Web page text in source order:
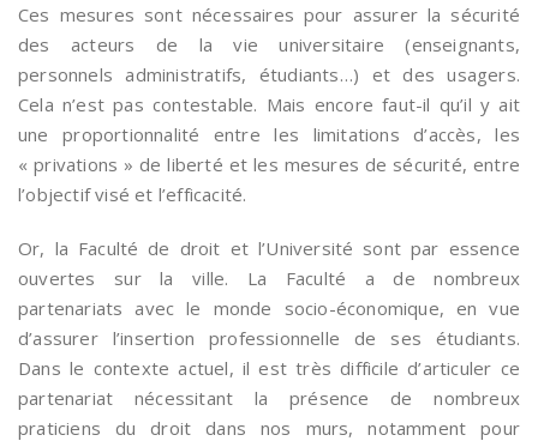
Ces mesures sont nécessaires pour assurer la sécurité
des acteurs de la vie universitaire (enseignants,
personnels administratifs, étudiants…) et des usagers.
Cela n’est pas contestable. Mais encore faut-il qu’il y ait
une proportionnalité entre les limitations d’accès, les
« privations » de liberté et les mesures de sécurité, entre
l’objectif visé et l’efficacité.
Or, la Faculté de droit et l’Université sont par essence
ouvertes sur la ville. La Faculté a de nombreux
partenariats avec le monde socio-économique, en vue
d’assurer l’insertion professionnelle de ses étudiants.
Dans le contexte actuel, il est très difficile d’articuler ce
partenariat nécessitant la présence de nombreux
praticiens du droit dans nos murs, notamment pour